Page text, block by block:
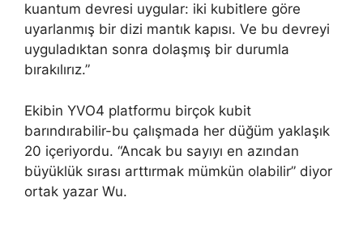
kuantum devresi uygular: iki kubitlere göre
uyarlanmış bir dizi mantık kapısı. Ve bu devreyi
uyguladıktan sonra dolaşmış bir durumla
bırakılırız.”
Ekibin YVO4 platformu birçok kubit
barındırabilir-bu çalışmada her düğüm yaklaşık
20 içeriyordu. “Ancak bu sayıyı en azından
büyüklük sırası arttırmak mümkün olabilir” diyor
ortak yazar Wu.